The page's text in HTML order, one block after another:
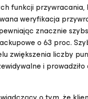
funkcji
weryfikacja
znacznie
o 63 proc.
zwiększenia liczby
i